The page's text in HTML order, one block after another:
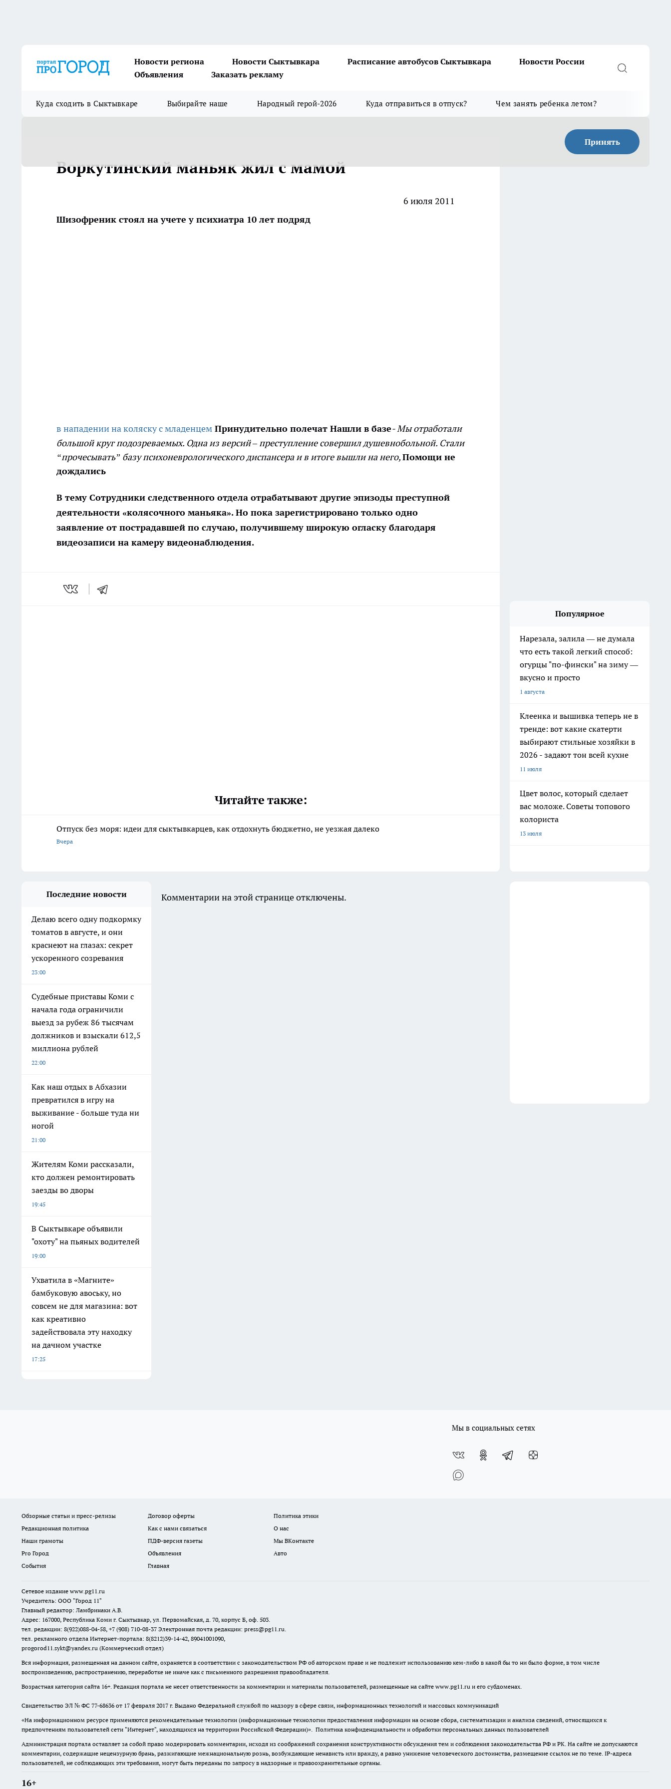
Новости региона Новости Сыктывкара Расписание автобусов Сыктывкара
Новости России
Объявления
Заказать рекламу
Куда сходить в Сыктывкаре Выбирайте наше Народный герой-2026 Куда отправиться в отпуск? Чем занять ребенка летом?
Принять
Воркутинский маньяк жил с мамой
6 июля 2011
Шизофреник стоял на учете у психиатра 10 лет подряд
в нападении на коляску с младенцем Принудительно полечат Нашли в базе- Мы отработали
большой круг подозреваемых. Одна из версий – преступление совершил душевнобольной. Стали
“прочесывать” базу психоневрологического диспансера и в итоге вышли на него,Помощи не
дождались
В тему Сотрудники следственного отдела отрабатывают другие эпизоды преступной
деятельности «колясочного маньяка». Но пока зарегистрировано только одно
заявление от пострадавшей по случаю, получившему широкую огласку благодаря
видеозаписи на камеру видеонаблюдения.
Читайте также:
Отпуск без моря: идеи для сыктывкарцев, как отдохнуть бюджетно, не уезжая далеко
Вчера
Популярное
Нарезала, залила — не думала
что есть такой легкий способ:
огурцы "по-фински" на зиму —
вкусно и просто
1 августа
Клеенка и вышивка теперь не в
тренде: вот какие скатерти
выбирают стильные хозяйки в
2026 - задают тон всей кухне
11 июля
Цвет волос, который сделает
вас моложе. Советы топового
колориста
13 июля
Последние новости
Делаю всего одну подкормку
томатов в августе, и они
краснеют на глазах: секрет
ускоренного созревания
23:00
Судебные приставы Коми с
начала года ограничили
выезд за рубеж 86 тысячам
должников и взыскали 612,5
миллиона рублей
22:00
Как наш отдых в Абхазии
превратился в игру на
выживание - больше туда ни
ногой
21:00
Жителям Коми рассказали,
кто должен ремонтировать
заезды во дворы
19:45
В Сыктывкаре объявили
"охоту" на пьяных водителей
19:00
Ухватила в «Магните»
бамбуковую авоську, но
совсем не для магазина: вот
как креативно
задействовала эту находку
на дачном участке
17:25
Комментарии на этой странице отключены.
Мы в социальных сетях
Обзорные статьи и пресс-релизы Договор оферты
Политика этики
Редакционная политика
Как с нами связаться
О нас
Наши грамоты
ПДФ-версия газеты
Мы ВКонтакте
Pro Город
Объявления
Авто
События
Главная
Сетевое издание www.pg11.ru
Учредитель: ООО "Город 11"
Главный редактор: Ламбринаки А.В.
Адрес: 167000, Республика Коми г. Сыктывкар, ул. Первомайская, д. 70, корпус Б, оф. 503.
тел. редакции: 8(922)088-04-58, +7 (908) 710-08-37 Электронная почта редакции: press@pg11.ru.
тел. рекламного отдела Интернет-портала: 8(8212)39-14-42, 89041001090,
progorod11.sykt@yandex.ru (Коммерческий отдел)
Вся информация, размещенная на данном сайте, охраняется в соответствии с законодательством РФ об авторском праве и не подлежит использованию кем-либо в какой бы то ни было форме, в том числе
воспроизведению, распространению, переработке не иначе как с письменного разрешения правообладателя.
Возрастная категория сайта 16+. Редакция портала не несет ответственности за комментарии и материалы пользователей, размещенные на сайте www.pg11.ru и его субдоменах.
Свидетельство ЭЛ № ФС 77-68636 от 17 февраля 2017 г. Выдано Федеральной службой по надзору в сфере связи, информационных технологий и массовых коммуникаций
«На информационном ресурсе применяются рекомендательные технологии (информационные технологии предоставления информации на основе сбора, систематизации и анализа сведений, относящихся к
предпочтениям пользователей сети "Интернет", находящихся на территории Российской Федерации)». Политика конфиденциальности и обработки персональных данных пользователей
Администрация портала оставляет за собой право модерировать комментарии, исходя из соображений сохранения конструктивности обсуждения тем и соблюдения законодательства РФ и РК. На сайте не допускаются
комментарии, содержащие нецензурную брань, разжигающие межнациональную рознь, возбуждающие ненависть или вражду, а равно унижение человеческого достоинства, размещение ссылок не по теме. IP-адреса
пользователей, не соблюдающих эти требования, могут быть переданы по запросу в надзорные и правоохранительные органы.
16+